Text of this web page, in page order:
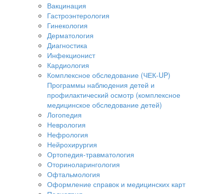
Вакцинация
Гастроэнтерология
Гинекология
Дерматология
Диагностика
Инфекционист
Кардиология
Комплексное обследование (ЧЕК-UP)
Программы наблюдения детей и
профилактический осмотр (комплексное
медицинское обследование детей)
Логопедия
Неврология
Нефрология
Нейрохирургия
Ортопедия-травматология
Оториноларингология
Офтальмология
Оформление справок и медицинских карт